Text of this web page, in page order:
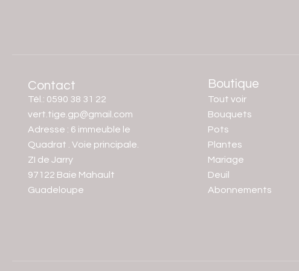
Contact
Tél.: 0590 38 31 22
vert.tige.gp@gmail.com
Adresse : 6 immeuble le
Quadrat . Voie principale.
ZI de Jarry
97122 Baie Mahault
Guadeloupe
Boutique
Tout voir
Bouquets
Pots
Plantes
Mariage
Deuil
Abonnements